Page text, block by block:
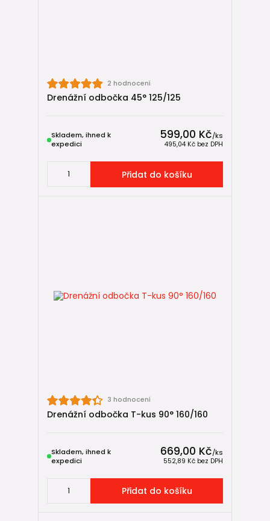
2 hodnocení
Drenážní odbočka 45° 125/125
599,00 Kč/ks
495,04 Kč bez DPH
Skladem, ihned k
expedici
Přidat do košíku
3 hodnocení
Drenážní odbočka T-kus 90° 160/160
669,00 Kč/ks
552,89 Kč bez DPH
Skladem, ihned k
expedici
Přidat do košíku